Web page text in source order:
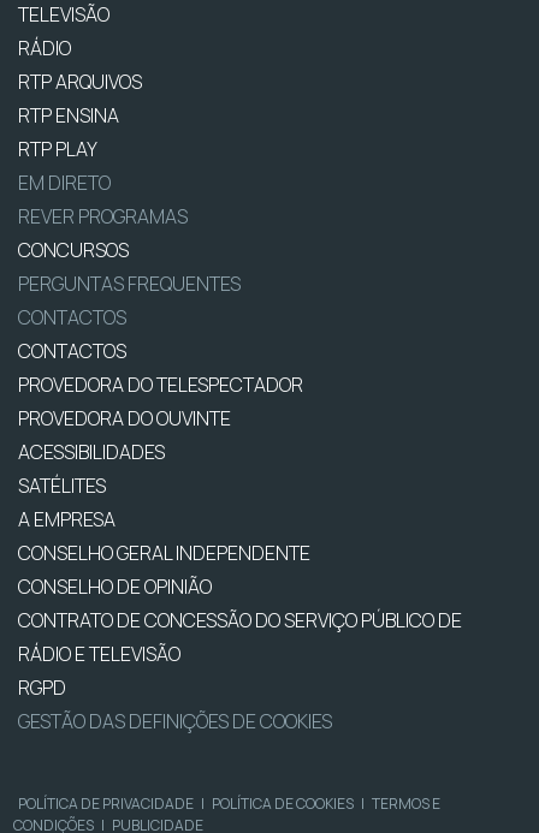
TELEVISÃO
RÁDIO
RTP ARQUIVOS
RTP ENSINA
RTP PLAY
EM DIRETO
REVER PROGRAMAS
CONCURSOS
PERGUNTAS FREQUENTES
CONTACTOS
CONTACTOS
PROVEDORA DO TELESPECTADOR
PROVEDORA DO OUVINTE
ACESSIBILIDADES
SATÉLITES
A EMPRESA
CONSELHO GERAL INDEPENDENTE
CONSELHO DE OPINIÃO
CONTRATO DE CONCESSÃO DO SERVIÇO PÚBLICO DE
RÁDIO E TELEVISÃO
RGPD
GESTÃO DAS DEFINIÇÕES DE COOKIES
POLÍTICA DE PRIVACIDADE | POLÍTICA DE COOKIES | TERMOS E
CONDIÇÕES | PUBLICIDADE